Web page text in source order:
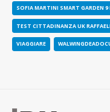
SOFIA MARTINI SMART GARDEN 9
TEST CITTADINANZA UK
VIAGGIARE